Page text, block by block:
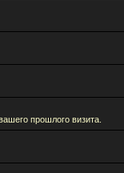
прошлого визита.